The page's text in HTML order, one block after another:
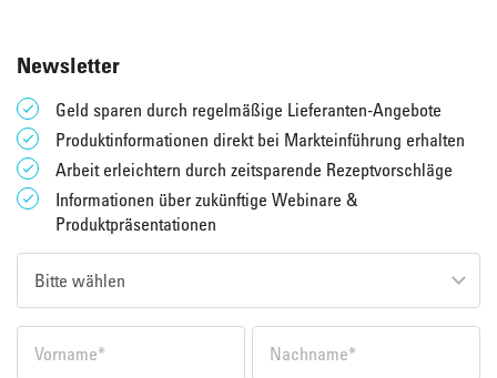
Newsletter
Geld sparen durch regelmäßige Lieferanten-Angebote
Produktinformationen direkt bei Markteinführung erhalten
Arbeit erleichtern durch zeitsparende Rezeptvorschläge
Informationen über zukünftige Webinare &
Produktpräsentationen